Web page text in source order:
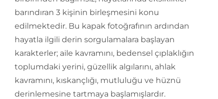
barındıran 3 kişinin birleşmesini konu
edilmektedir. Bu kapak fotoğrafının ardından
hayatla ilgili derin sorgulamalara başlayan
karakterler; aile kavramını, bedensel çıplaklığın
toplumdaki yerini, güzellik algılarını, ahlak
kavramını, kıskançlığı, mutluluğu ve hüznü
derinlemesine tartmaya başlamışlardır.